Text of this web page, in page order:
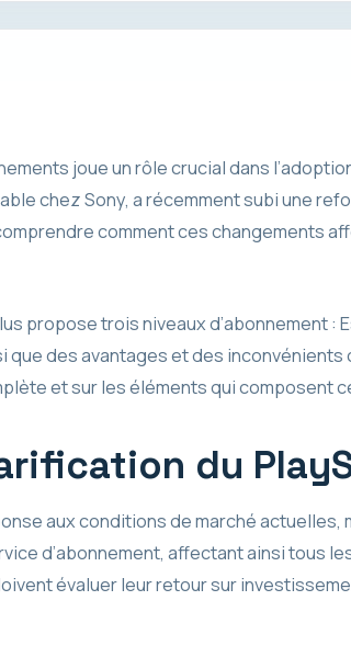
joue un rôle crucial dans
chez Sony, a récemment subi une
comment ces changements
propose trois niveaux d’abonnement :
que des avantages et des
et sur les éléments qui composent
du
aux conditions de marché actuelles,
d’abonnement, affectant ainsi tous
évaluer leur retour sur